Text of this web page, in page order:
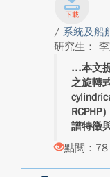
/ 系統及船
研究生：
本文
之旋轉
RCPHP
譜特徵
點閱：78